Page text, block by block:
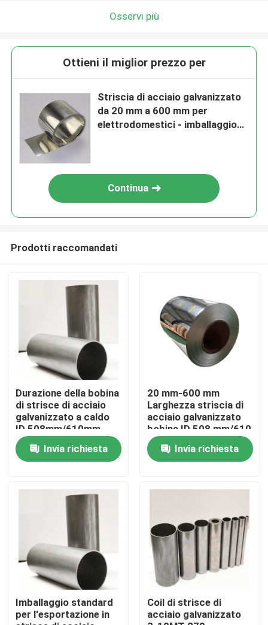
Casa
Prodotti
Video
Osservi più
Ottieni il miglior prezzo per
Striscia di acciaio galvanizzato
da 20 mm a 600 mm per
elettrodomestici - imballaggio
Continua
Prodotti raccomandati
Durazione della bobina
di strisce di acciaio
galvanizzato a caldo
ID 508mm/610mm
270-500N/mm2
Invia richiesta
20 mm-600 mm
Larghezza striscia di
acciaio galvanizzato
bobina ID 508 mm/610
mm OD 1000 mm-
1500 mmInvia richiesta
Imballaggio standard
per l'esportazione in
Coil di strisce di
acciaio galvanizzato